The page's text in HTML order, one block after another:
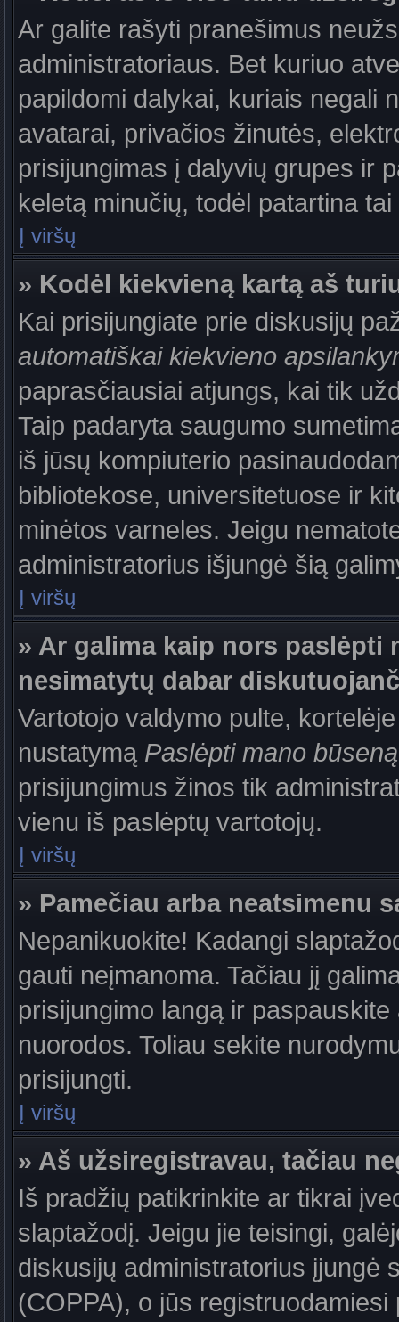
Ar galite rašyti pranešimus
administratoriaus. Bet kuriuo
papildomi dalykai, kuriais negali
avatarai, privačios žinutės,
prisijungimas į dalyvių grupes ir
keletą minučių, todėl patartina
Į viršų
» Kodėl kiekvieną kartą aš
Kai prisijungiate prie diskusijų
automatiškai kiekvieno
paprasčiausiai atjungs, kai tik
Taip padaryta saugumo
iš jūsų kompiuterio
bibliotekose, universitetuose ir
minėtos varneles. Jeigu
administratorius išjungė šią
Į viršų
» Ar galima kaip nors paslėpti
nesimatytų dabar
Vartotojo valdymo pulte,
nustatymą Paslėpti mano būseną
prisijungimus žinos tik
vienu iš paslėptų vartotojų.
Į viršų
» Pamečiau arba neatsimenu
Nepanikuokite! Kadangi
gauti neįmanoma. Tačiau jį
prisijungimo langą ir
nuorodos. Toliau sekite
prisijungti.
Į viršų
» Aš užsiregistravau, tačiau
Iš pradžių patikrinkite ar tikrai
slaptažodį. Jeigu jie teisingi,
diskusijų administratorius įjungė
(COPPA), o jūs